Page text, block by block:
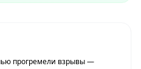
прогремели взрывы —